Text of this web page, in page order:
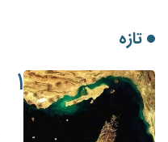
تازه
۱